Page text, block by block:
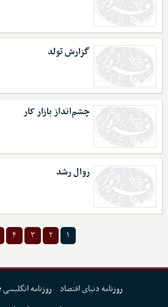
گزارش تولد
چشم‌انداز بازار کار
روال رشد
۱ ۲ ۳ ۴
روزنامه دنیای اقتصاد
روزنامه انگلیسی Financial Tribune